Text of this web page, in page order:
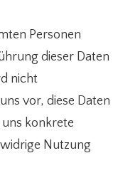
Personen
dieser Daten
nicht
vor, diese Daten
konkrete
Nutzung